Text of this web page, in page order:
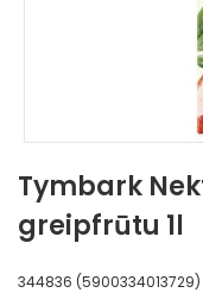
Tymbark
greipfrūtu 1l
344836 (5900334013729)